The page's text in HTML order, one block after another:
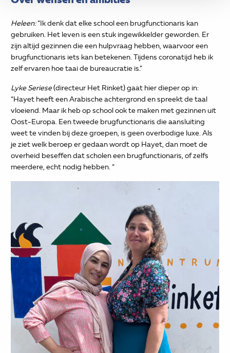
Heleen:“Ik denk dat elke school een brugfunctionaris kan
gebruiken. Het leven is een stuk ingewikkelder geworden. Er
zijn altijd gezinnen die een hulpvraag hebben, waarvoor een
brugfunctionaris iets kan betekenen. Tijdens coronatijd heb ik
zelf ervaren hoe taai de bureaucratie is.”
Lyke Seriese(directeur Het Rinket) gaat hier dieper op in:
“Hayet heeft een Arabische achtergrond en spreekt de taal
vloeiend. Maar ik heb op school ook te maken met gezinnen uit
Oost-Europa. Een tweede brugfunctionaris die aansluiting
weet te vinden bij deze groepen, is geen overbodige luxe. Als
je ziet welk beroep er gedaan wordt op Hayet, dan moet de
overheid beseffen dat scholen een brugfunctionaris, of zelfs
meerdere, echt nodig hebben. “